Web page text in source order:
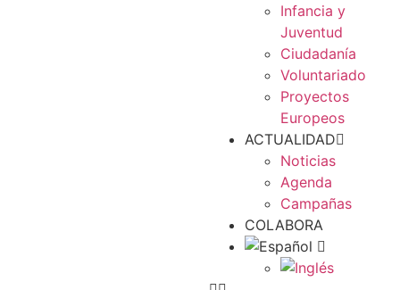
Infancia y
Juventud
Ciudadanía
Voluntariado
Proyectos
Europeos
ACTUALIDAD
Noticias
Agenda
Campañas
COLABORA